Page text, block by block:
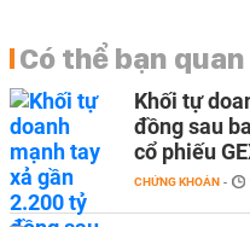
Có thể bạn
Khối tự
đồng sau
cổ phiếu
CHỨNG KHOÁN -